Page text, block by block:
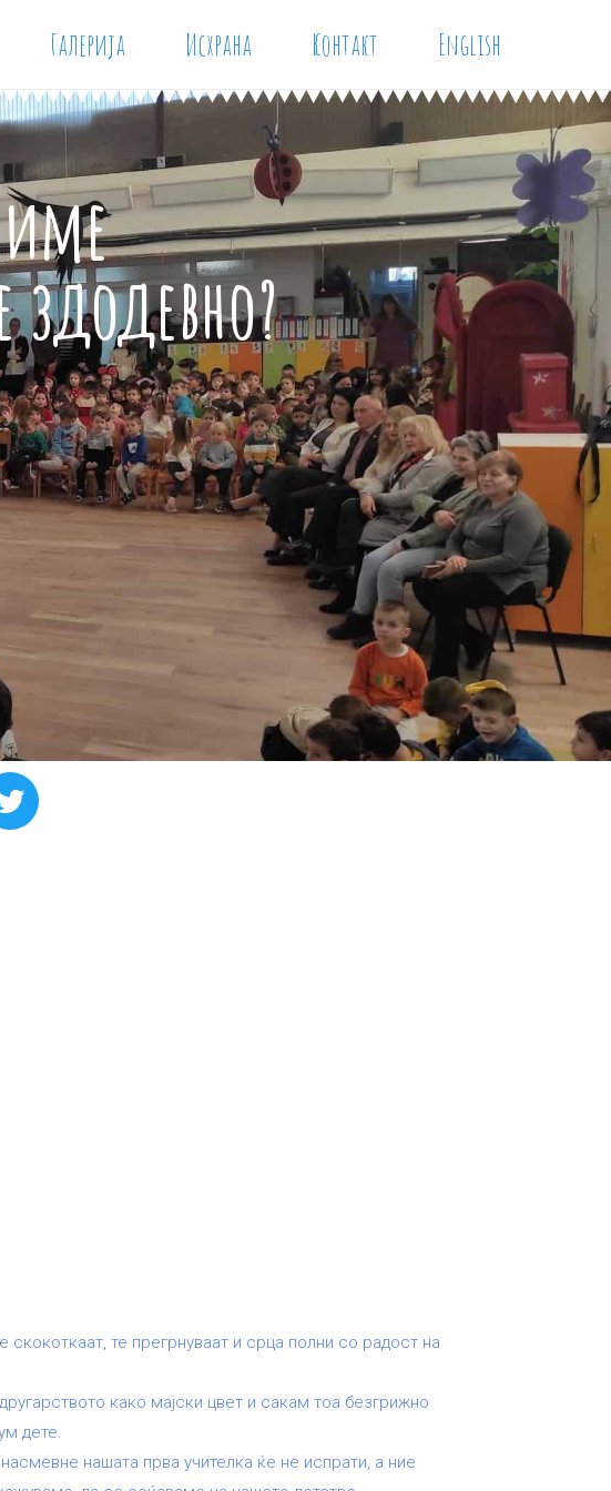
Галерија Исхрана Контакт English
здодевно?
те прегрнуваат и срца полни со радост на
како мајски цвет и сакам тоа безгрижно
дете.
нашата прва учителка ќе не испрати, а ние